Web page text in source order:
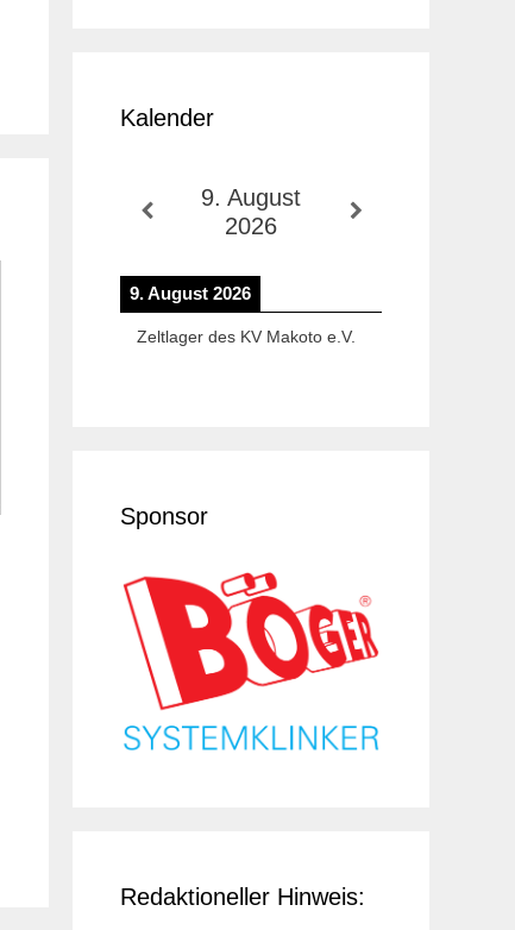
Kalender
9. August
2026
9. August 2026
Zeltlager des KV Makoto e.V.
Sponsor
Redaktioneller Hinweis: